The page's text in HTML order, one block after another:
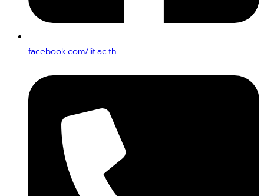
facebook.com/lit.ac.th